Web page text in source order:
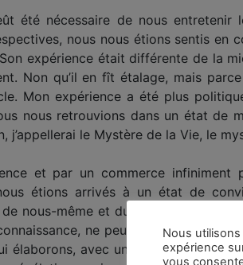
été nécessaire de nous
nous nous étions sentis en
expérience était différente de la
Non qu’il en fît étalage, mais
Mon expérience a été plus
nous retrouvions dans un état de
j’appellerai le Mystère de la Vie, le
et par un commerce
étions arrivés à un état de
nous-même et du monde, mais
ne peut être une simple
élaborons, avec une vitesse plus
Nous
expérience
vous